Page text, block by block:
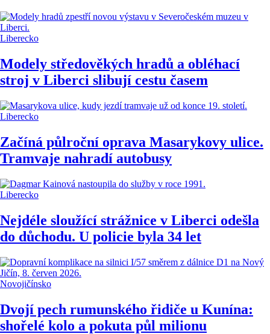
Liberecko
Modely středověkých hradů a obléhací
stroj v Liberci slibují cestu časem
Liberecko
Začíná půlroční oprava Masarykovy ulice.
Tramvaje nahradí autobusy
Liberecko
Nejdéle sloužící strážnice v Liberci odešla
do důchodu. U policie byla 34 let
Novojičínsko
Dvojí pech rumunského řidiče u Kunína:
shořelé kolo a pokuta půl milionu